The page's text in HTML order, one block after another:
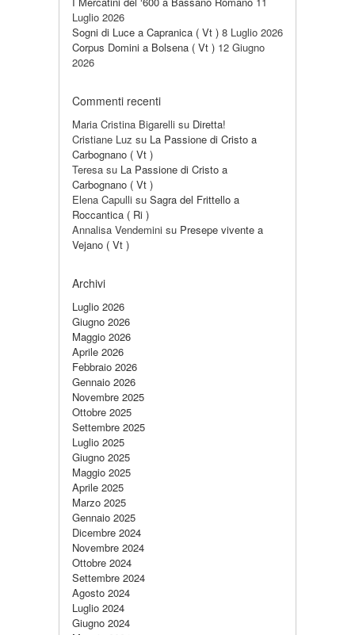
Luglio 2026
Sogni di Luce a Capranica ( Vt ) 8 Luglio 2026
Corpus Domini a Bolsena ( Vt ) 12 Giugno
2026
Commenti recenti
Maria Cristina Bigarelli su Diretta!
Cristiane Luz su La Passione di Cristo a
Carbognano ( Vt )
Teresa su La Passione di Cristo a
Carbognano ( Vt )
Elena Capulli su Sagra del Frittello a
Roccantica ( Ri )
Annalisa Vendemini su Presepe vivente a
Vejano ( Vt )
Archivi
Luglio 2026
Giugno 2026
Maggio 2026
Aprile 2026
Febbraio 2026
Gennaio 2026
Novembre 2025
Ottobre 2025
Settembre 2025
Luglio 2025
Giugno 2025
Maggio 2025
Aprile 2025
Marzo 2025
Gennaio 2025
Dicembre 2024
Novembre 2024
Ottobre 2024
Settembre 2024
Agosto 2024
Luglio 2024
Giugno 2024